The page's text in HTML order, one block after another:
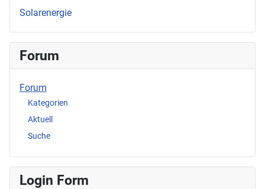
Solarenergie
Forum
Forum
Kategorien
Aktuell
Suche
Login Form